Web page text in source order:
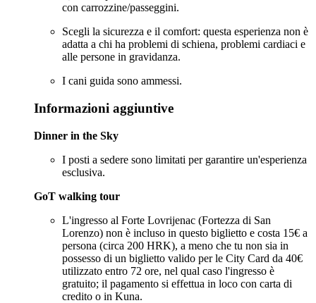
con carrozzine/passeggini.
Scegli la sicurezza e il comfort: questa esperienza non è
adatta a chi ha problemi di schiena, problemi cardiaci e
alle persone in gravidanza.
I cani guida sono ammessi.
Informazioni aggiuntive
Dinner in the Sky
I posti a sedere sono limitati per garantire un'esperienza
esclusiva.
GoT walking tour
L'ingresso al Forte Lovrijenac (Fortezza di San
Lorenzo) non è incluso in questo biglietto e costa 15€ a
persona (circa 200 HRK), a meno che tu non sia in
possesso di un biglietto valido per le City Card da 40€
utilizzato entro 72 ore, nel qual caso l'ingresso è
gratuito; il pagamento si effettua in loco con carta di
credito o in Kuna.